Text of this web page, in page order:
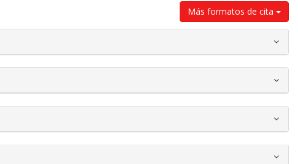
Más formatos de cita